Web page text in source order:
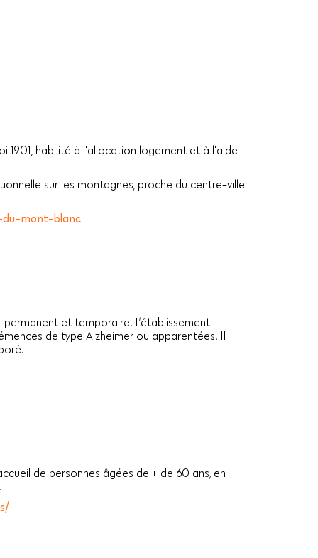
1901, habilité à l'allocation logement et à l'aide
sur les montagnes, proche du centre-ville
du-mont-blanc
permanent et temporaire. L’établissement
de type Alzheimer ou apparentées. Il
de personnes âgées de + de 60 ans, en